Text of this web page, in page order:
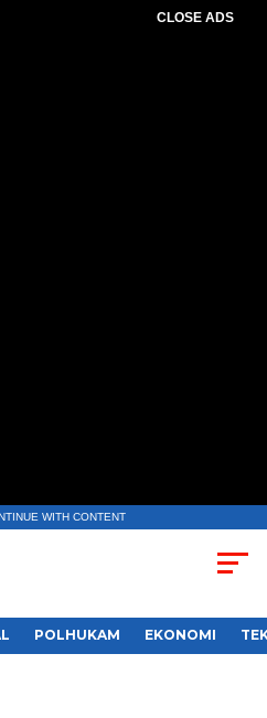
CLOSE ADS
WITH CONTENT
POLHUKAM EKONOMI